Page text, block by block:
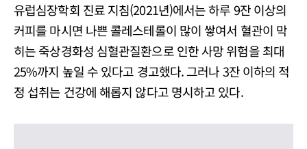
유럽심장학회 진료 지침(2021년)에서는 하루 9잔 이상의
커피를 마시면 나쁜 콜레스테롤이 많이 쌓여서 혈관이 막
히는 죽상경화성 심혈관질환으로 인한 사망 위험을 최대
25%까지 높일 수 있다고 경고했다. 그러나 3잔 이하의 적
정 섭취는 건강에 해롭지 않다고 명시하고 있다.